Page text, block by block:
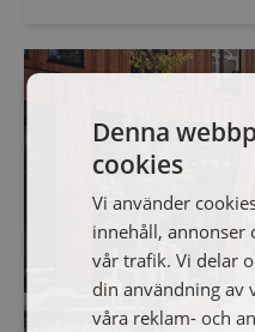
Denna
cookies
Vi använder
innehåll, annonser
vår trafik. Vi delar
din användning av
våra reklam- och